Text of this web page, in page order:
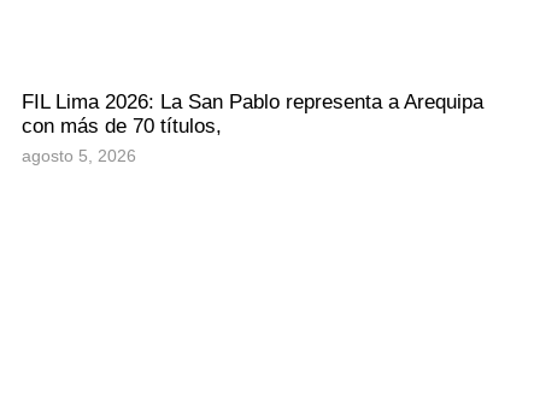
FIL Lima 2026: La San Pablo representa a Arequipa
con más de 70 títulos,
agosto 5, 2026